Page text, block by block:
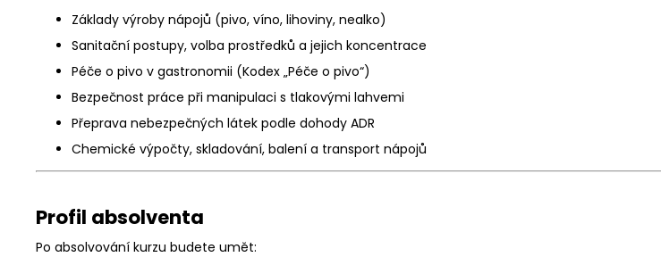
Základy výroby nápojů (pivo, víno, lihoviny, nealko)
Sanitační postupy, volba prostředků a jejich koncentrace
Péče o pivo v gastronomii (Kodex „Péče o pivo“)
Bezpečnost práce při manipulaci s tlakovými lahvemi
Přeprava nebezpečných látek podle dohody ADR
Chemické výpočty, skladování, balení a transport nápojů
Profil absolventa
Po absolvování kurzu budete umět: